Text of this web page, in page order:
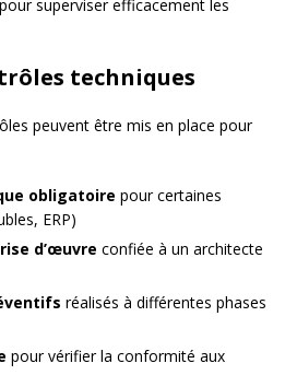
superviser efficacement les
techniques
peuvent être mis en place pour
obligatoire pour certaines
ERP)
d’œuvre confiée à un architecte
réalisés à différentes phases
pour vérifier la conformité aux